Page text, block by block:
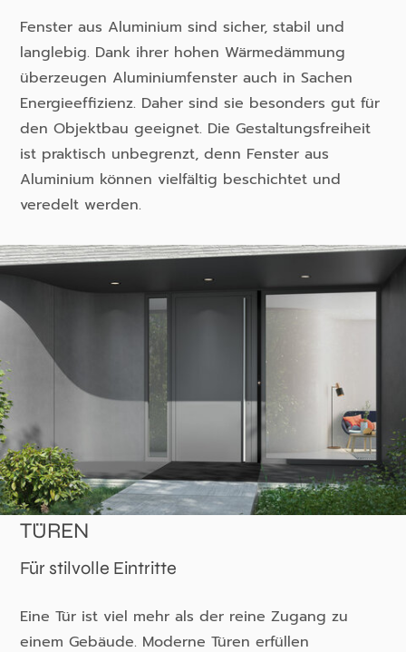
Fenster aus Aluminium sind sicher, stabil und
langlebig. Dank ihrer hohen Wärmedämmung
überzeugen Aluminiumfenster auch in Sachen
Energieeffizienz. Daher sind sie besonders gut für
den Objektbau geeignet. Die Gestaltungsfreiheit
ist praktisch unbegrenzt, denn Fenster aus
Aluminium können vielfältig beschichtet und
veredelt werden.
TÜREN
Für stilvolle Eintritte
Eine Tür ist viel mehr als der reine Zugang zu
einem Gebäude. Moderne Türen erfüllen